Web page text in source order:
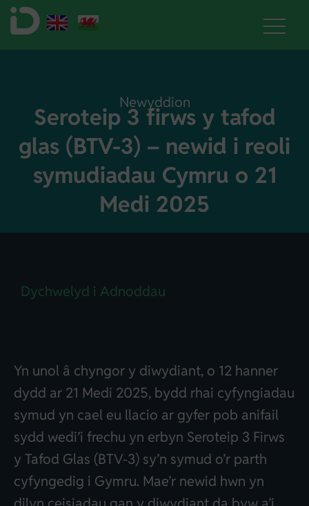
Newyddion
Seroteip 3 firws y tafod
glas (BTV-3) – newid i reoli
symudiadau Cymru o 21
Medi 2025
Dychwelyd i Adnoddau
Yn unol â chyngor y diwydiant, o 12 hanner
dydd ar 21 Medi 2025, bydd rhai cyfyngiadau
symud yn cael eu llacio ar gyfer pob anifail
sydd wedi’i frechu yn erbyn Seroteip 3 Firws
y Tafod Glas (BTV-3) sy’n symud o’r parth
cyfyngedig i Gymru. Mae’r newid hwn yn